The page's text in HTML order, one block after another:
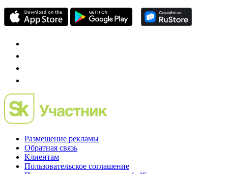
Размещение рекламы
Обратная связь
Клиентам
Пользовательское соглашение